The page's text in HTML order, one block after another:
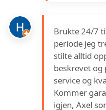
Brukte 24/7
periode jeg
stilte alltid
beskrevet
service og
Kommer
igjen, Axel